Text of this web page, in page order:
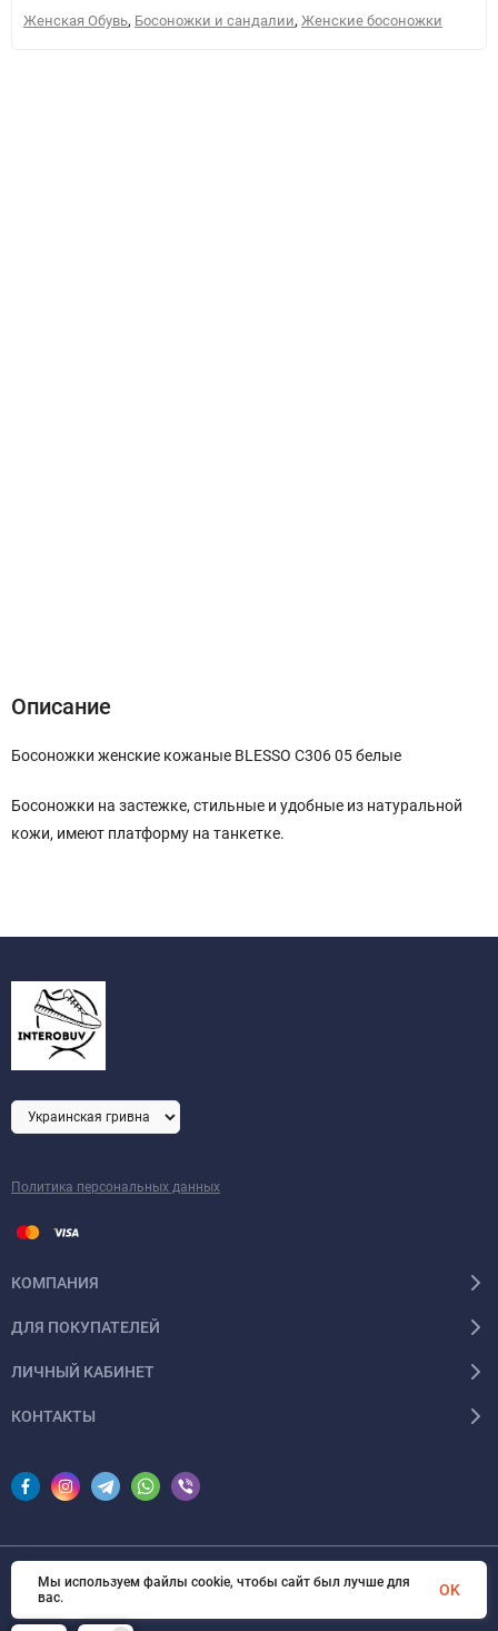
Женская Обувь, Босоножки и сандалии, Женские босоножки
Описание
Босоножки женские кожаные BLESSO C306 05 белые
Босоножки на застежке, стильные и удобные из натуральной
кожи, имеют платформу на танкетке.
Политика персональных данных
КОМПАНИЯ
ДЛЯ ПОКУПАТЕЛЕЙ
ЛИЧНЫЙ КАБИНЕТ
КОНТАКТЫ
© 2026 InSale. Все права защищены
Мы используем файлы cookie, чтобы сайт был лучше для
вас.
OK